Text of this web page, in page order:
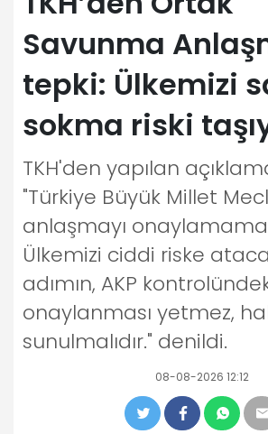
Savunma
tepki: Ülkemizi
sokma riski
TKH'den yapılan
"Türkiye Büyük Millet
anlaşmayı
Ülkemizi ciddi riske
adımın, AKP
onaylanması yetmez,
sunulmalıdır." denildi.
08-08-2026 12:12